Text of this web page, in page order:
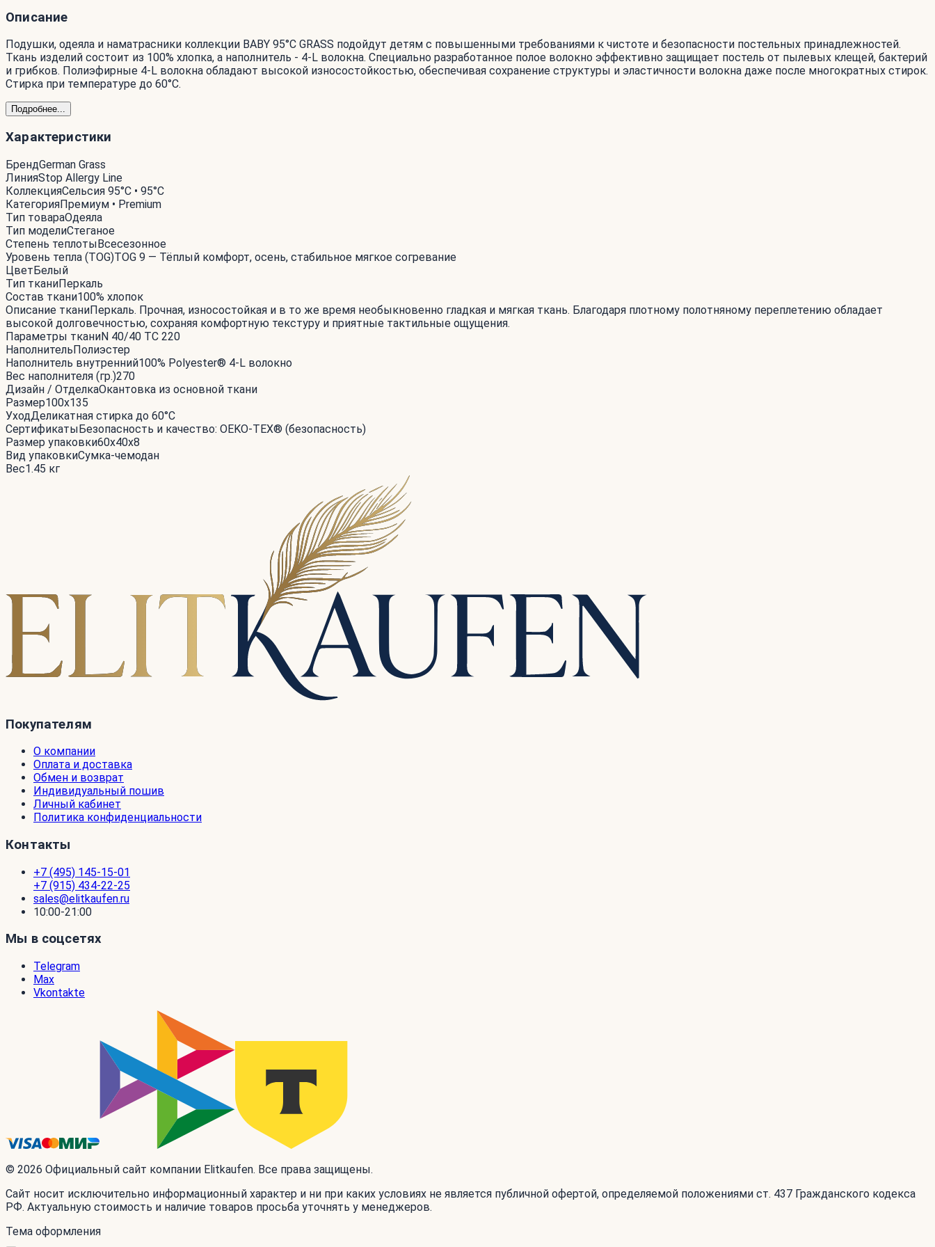
Описание
Подушки, одеяла и наматрасники коллекции BABY 95°C GRASS подойдут детям с повышенными требованиями к чистоте и безопасности постельных принадлежностей.
Ткань изделий состоит из 100% хлопка, а наполнитель - 4-L волокна. Специально разработанное полое волокно эффективно защищает постель от пылевых клещей, бактерий
и грибков. Полиэфирные 4-L волокна обладают высокой износостойкостью, обеспечивая сохранение структуры и эластичности волокна даже после многократных стирок.
Стирка при температуре до 60°С.
Подробнее...
Характеристики
БрендGerman Grass
ЛинияStop Allergy Line
КоллекцияСельсия 95°C • 95°C
КатегорияПремиум • Premium
Тип товараОдеяла
Тип моделиСтеганое
Степень теплотыВсесезонное
Уровень тепла (TOG)TOG 9 — Тёплый комфорт, осень, стабильное мягкое согревание
ЦветБелый
Тип тканиПеркаль
Состав ткани100% хлопок
Описание тканиПеркаль. Прочная, износостойкая и в то же время необыкновенно гладкая и мягкая ткань. Благодаря плотному полотняному переплетению обладает
высокой долговечностью, сохраняя комфортную текстуру и приятные тактильные ощущения.
Параметры тканиN 40/40 TC 220
НаполнительПолиэстер
Наполнитель внутренний100% Polyester® 4-L волокно
Вес наполнителя (гр.)270
Дизайн / ОтделкаОкантовка из основной ткани
Размер100x135
УходДеликатная стирка до 60°С
СертификатыБезопасность и качество: OEKO-TEX® (безопасность)
Размер упаковки60x40x8
Вид упаковкиСумка-чемодан
Вес1.45 кг
Покупателям
О компании
Оплата и доставка
Обмен и возврат
Индивидуальный пошив
Личный кабинет
Политика конфиденциальности
Контакты
+7 (495) 145-15-01
+7 (915) 434-22-25
sales@elitkaufen.ru
10:00-21:00
Мы в соцсетях
Telegram
Max
Vkontakte
© 2026 Официальный сайт компании Elitkaufen. Все права защищены.
Сайт носит исключительно информационный характер и ни при каких условиях не является публичной офертой, определяемой положениями ст. 437 Гражданского кодекса
РФ. Актуальную стоимость и наличие товаров просьба уточнять у менеджеров.
Тема оформления